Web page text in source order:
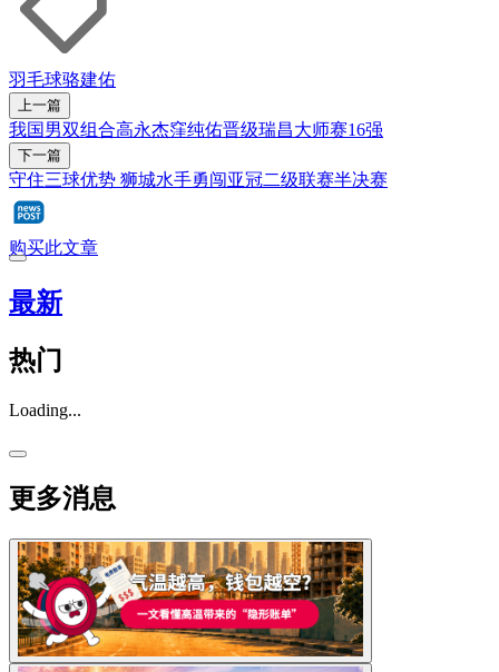
羽毛球骆建佑
上一篇
我国男双组合高永杰窪纯佑晋级瑞昌大师赛16强
下一篇
守住三球优势 狮城水手勇闯亚冠二级联赛半决赛
购买此文章
最新
热门
Loading...
更多消息